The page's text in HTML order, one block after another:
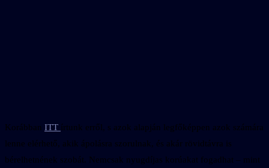
Korábban ITT írtunk erről, s azok alapján legfőképpen azok számára
lenne elérhető, akik ápolásra szorulnak, és akár rövidtávra is
bérelhetnének szobát. Nemcsak nyugdíjas korúakat fogadhat – mint